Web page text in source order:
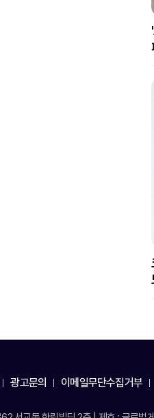
광고문의 이메일무단수집거부